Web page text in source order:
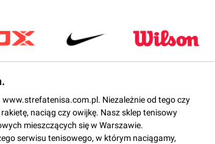
Niezależnie od tego czy
naciąg czy owijkę. Nasz sklep tenisowy
mieszczących się w Warszawie.
serwisu tenisowego, w którym naciągamy,